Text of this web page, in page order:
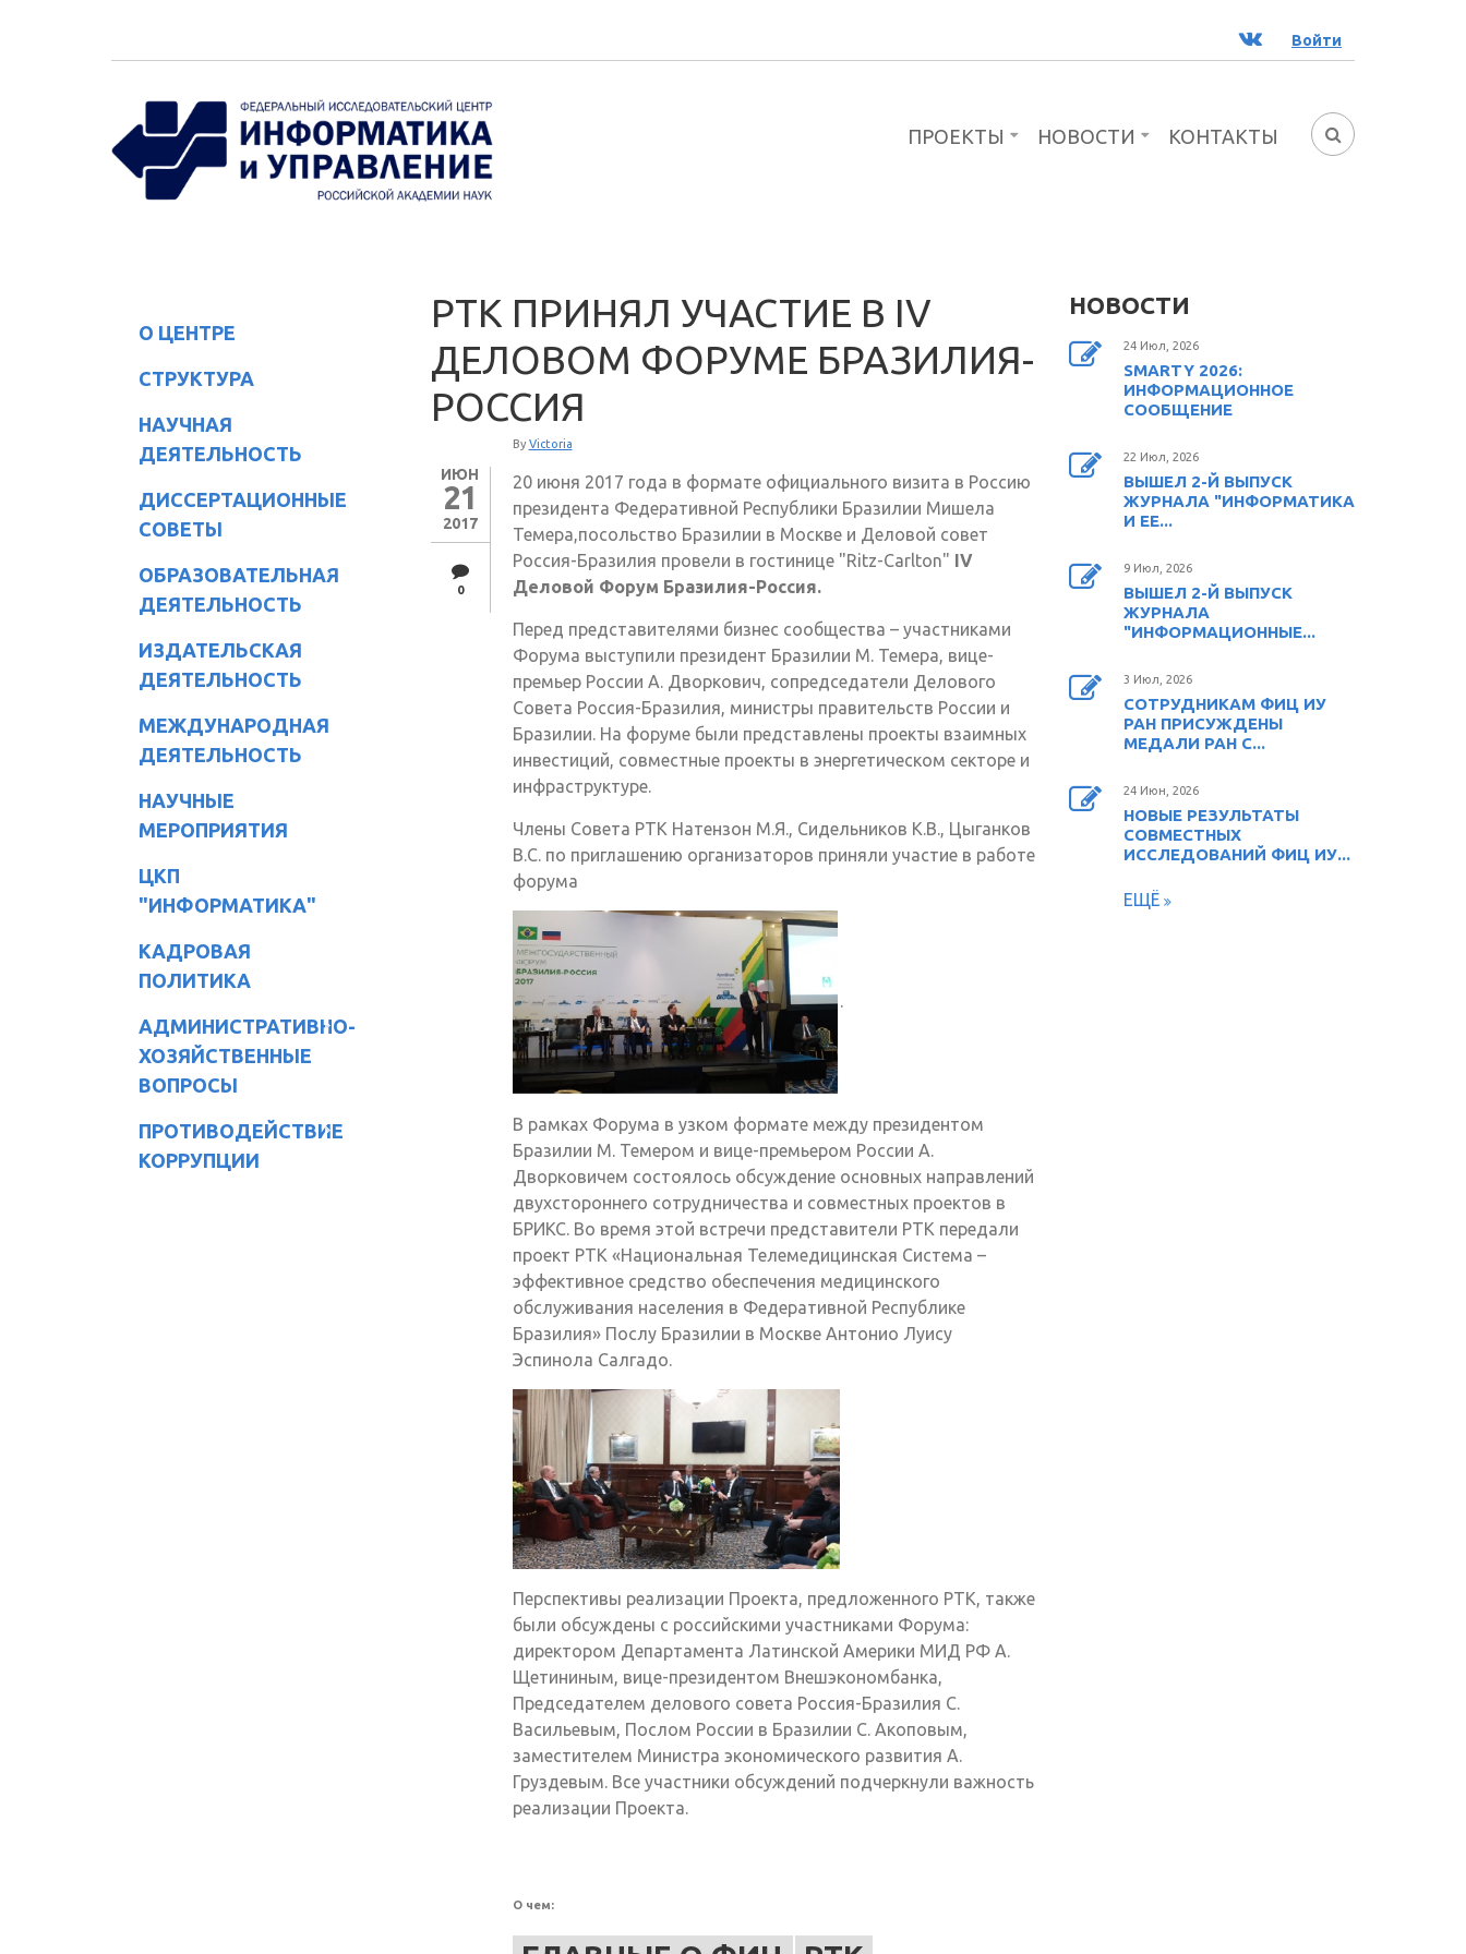
ВК Войти
ФОРМА
ПРОЕКТЫ НОВОСТИ КОНТАКТЫ
О ЦЕНТРЕ
СТРУКТУРА
НАУЧНАЯ
ДЕЯТЕЛЬНОСТЬ
ДИССЕРТАЦИОННЫЕ
СОВЕТЫ
ОБРАЗОВАТЕЛЬНАЯ
ДЕЯТЕЛЬНОСТЬ
ИЗДАТЕЛЬСКАЯ
ДЕЯТЕЛЬНОСТЬ
МЕЖДУНАРОДНАЯ
ДЕЯТЕЛЬНОСТЬ
НАУЧНЫЕ
МЕРОПРИЯТИЯ
ЦКП
"ИНФОРМАТИКА"
КАДРОВАЯ
ПОЛИТИКА
АДМИНИСТРАТИВНО-
ХОЗЯЙСТВЕННЫЕ
ВОПРОСЫ
ПРОТИВОДЕЙСТВИЕ
КОРРУПЦИИ
РТК ПРИНЯЛ УЧАСТИЕ В IV
ДЕЛОВОМ ФОРУМЕ БРАЗИЛИЯ-
РОССИЯ
ИЮН
21
2017
0
By Victoria
20 июня 2017 года в формате официального визита в Россию
президента Федеративной Республики Бразилии Мишела
Темера,посольство Бразилии в Москве и Деловой совет
Россия-Бразилия провели в гостинице "Ritz-Carlton" IV
Деловой Форум Бразилия-Россия.
Перед представителями бизнес сообщества – участниками
Форума выступили президент Бразилии М. Темера, вице-
премьер России А. Дворкович, сопредседатели Делового
Совета Россия-Бразилия, министры правительств России и
Бразилии. На форуме были представлены проекты взаимных
инвестиций, совместные проекты в энергетическом секторе и
инфраструктуре.
Члены Совета РТК Натензон М.Я., Сидельников К.В., Цыганков
В.С. по приглашению организаторов приняли участие в работе
форума
В рамках Форума в узком формате между президентом
Бразилии М. Темером и вице-премьером России А.
Дворковичем состоялось обсуждение основных направлений
двухстороннего сотрудничества и совместных проектов в
БРИКС. Во время этой встречи представители РТК передали
проект РТК «Национальная Телемедицинская Система –
эффективное средство обеспечения медицинского
обслуживания населения в Федеративной Республике
Бразилия» Послу Бразилии в Москве Антонио Луису
Эспинола Салгадо.
Перспективы реализации Проекта, предложенного РТК, также
были обсуждены с российскими участниками Форума:
директором Департамента Латинской Америки МИД РФ А.
Щетининым, вице-президентом Внешэкономбанка,
Председателем делового совета Россия-Бразилия С.
Васильевым, Послом России в Бразилии С. Акоповым,
заместителем Министра экономического развития А.
Груздевым. Все участники обсуждений подчеркнули важность
реализации Проекта.
О чем:
НОВОСТИ
24 Июл, 2026
SMARTY 2026:
ИНФОРМАЦИОННОЕ
СООБЩЕНИЕ
22 Июл, 2026
ВЫШЕЛ 2-Й ВЫПУСК
ЖУРНАЛА "ИНФОРМАТИКА
И ЕЕ...
9 Июл, 2026
ВЫШЕЛ 2-Й ВЫПУСК
ЖУРНАЛА
"ИНФОРМАЦИОННЫЕ...
3 Июл, 2026
СОТРУДНИКАМ ФИЦ ИУ
РАН ПРИСУЖДЕНЫ
МЕДАЛИ РАН С...
24 Июн, 2026
НОВЫЕ РЕЗУЛЬТАТЫ
СОВМЕСТНЫХ
ИССЛЕДОВАНИЙ ФИЦ ИУ...
ЕЩЁ